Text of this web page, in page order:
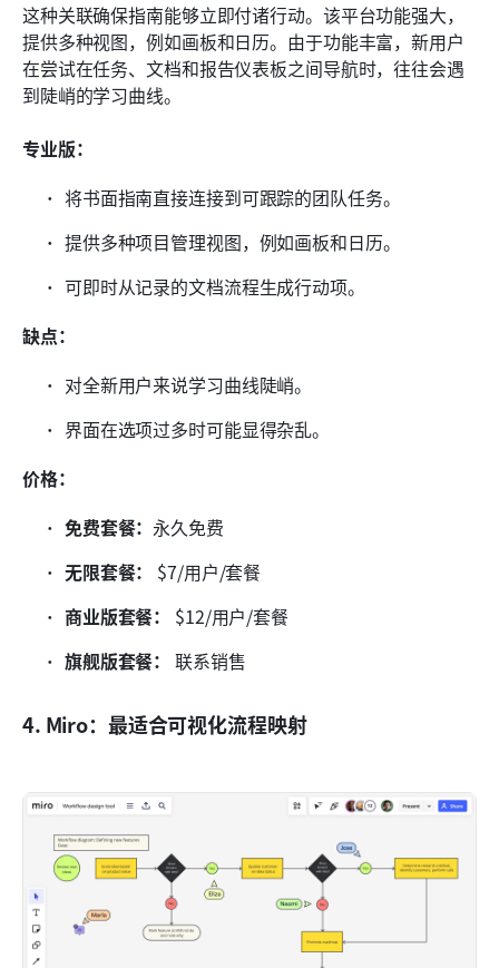
这种关联确保指南能够立即付诸行动。该平台功能强大，
提供多种视图，例如画板和日历。由于功能丰富，新用户
在尝试在任务、文档和报告仪表板之间导航时，往往会遇
到陡峭的学习曲线。
专业版：
将书面指南直接连接到可跟踪的团队任务。
提供多种项目管理视图，例如画板和日历。
可即时从记录的文档流程生成行动项。
缺点：
对全新用户来说学习曲线陡峭。
界面在选项过多时可能显得杂乱。
价格：
免费套餐： 永久免费
无限套餐：
$7/用户/套餐
商业版套餐：
$12/用户/套餐
旗舰版套餐： 联系销售
4. Miro：最适合可视化流程映射